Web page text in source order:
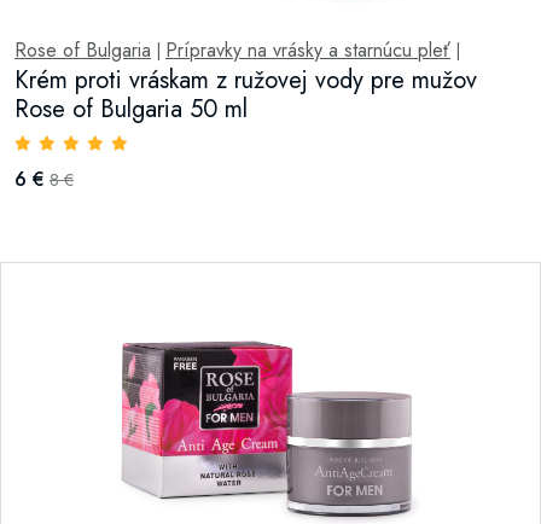
Rose of Bulgaria Prípravky na vrásky a starnúcu pleť
Krém proti vráskam z ružovej vody pre mužov
Rose of Bulgaria 50 ml
6 € 8 €